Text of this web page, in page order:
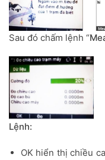
Sau đó chấm lệnh “
Lệnh:
OK hiển thị chiều